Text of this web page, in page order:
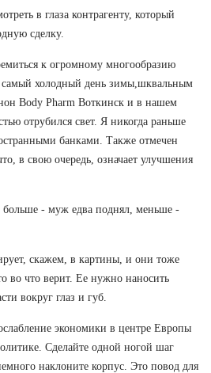
в глаза контрагенту, который
сделку.
к огромному многообразию
холодный день зимы,шквальным
Body Pharm Воткинск и в нашем
отрубился свет. Я никогда раньше
банками. Также отмечен
в свою очередь, означает улучшения
больше - муж едва поднял, меньше -
скажем, в картины, и они тоже
во что верит. Ее нужно наносить
вокруг глаз и губ.
экономики в центре Европы
Сделайте одной ногой шаг
наклоните корпус. Это повод для